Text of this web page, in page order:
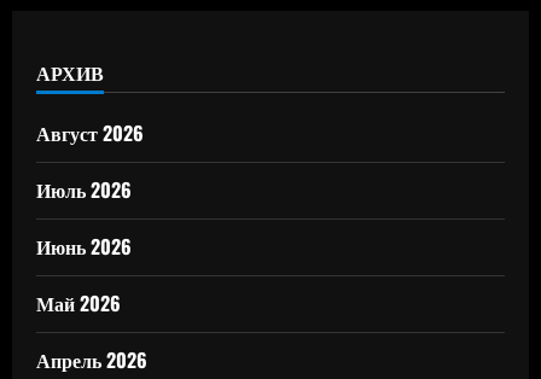
АРХИВ
Август 2026
Июль 2026
Июнь 2026
Май 2026
Апрель 2026